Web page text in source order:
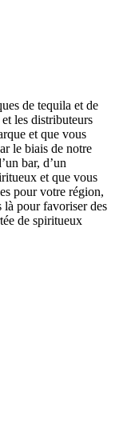
de tequila et de
les distributeurs
et que vous
le biais de notre
bar, d’un
et que vous
pour votre région,
là pour favoriser des
de spiritueux